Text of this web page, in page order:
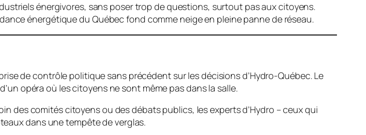
énergivores, sans poser trop de questions, surtout pas aux citoyens.
énergétique du Québec fond comme neige en pleine panne de réseau.
de contrôle politique sans précédent sur les décisions d’Hydro-Québec. Le
opéra où les citoyens ne sont même pas dans la salle.
des comités citoyens ou des débats publics, les experts d’Hydro – ceux qui
dans une tempête de verglas.